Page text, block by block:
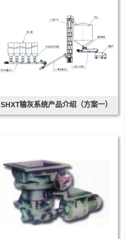
SHXT输灰系统产品介绍（方案一）